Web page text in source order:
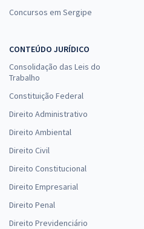
Concursos em Sergipe
CONTEÚDO JURÍDICO
Consolidação das Leis do
Trabalho
Constituição Federal
Direito Administrativo
Direito Ambiental
Direito Civil
Direito Constitucional
Direito Empresarial
Direito Penal
Direito Previdenciário